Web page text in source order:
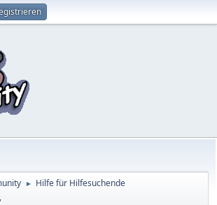
► Hilfe für Hilfesuchende